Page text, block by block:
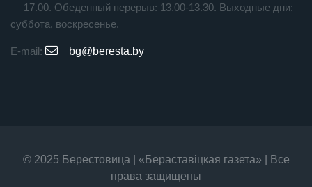
— 17.00. Обеденный перерыв: 13.00-13.30. Выходные дни:
суббота, воскресенье.
E-mail: bg@beresta.by
© 2025 Берестовица | «Бераставiцкая газета» | Все
права защищены